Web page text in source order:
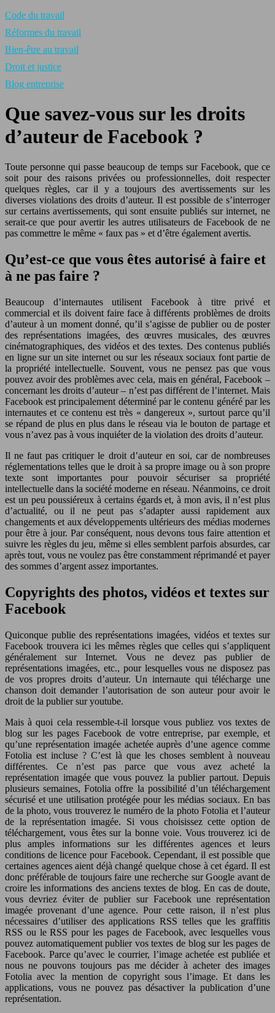
Code du travail
Réformes du travail
Bien-être au travail
Droit et justice
Blog entreprise
Que savez-vous sur les droits
d’auteur de Facebook ?
Toute personne qui passe beaucoup de temps sur Facebook, que ce
soit pour des raisons privées ou professionnelles, doit respecter
quelques règles, car il y a toujours des avertissements sur les
diverses violations des droits d’auteur. Il est possible de s’interroger
sur certains avertissements, qui sont ensuite publiés sur internet, ne
serait-ce que pour avertir les autres utilisateurs de Facebook de ne
pas commettre le même « faux pas » et d’être également avertis.
Qu’est-ce que vous êtes autorisé à faire et
à ne pas faire ?
Beaucoup d’internautes utilisent Facebook à titre privé et
commercial et ils doivent faire face à différents problèmes de droits
d’auteur à un moment donné, qu’il s’agisse de publier ou de poster
des représentations imagées, des œuvres musicales, des œuvres
cinématographiques, des vidéos et des textes. Des contenus publiés
en ligne sur un site internet ou sur les réseaux sociaux font partie de
la propriété intellectuelle. Souvent, vous ne pensez pas que vous
pouvez avoir des problèmes avec cela, mais en général, Facebook –
concernant les droits d’auteur – n’est pas différent de l’internet. Mais
Facebook est principalement déterminé par le contenu généré par les
internautes et ce contenu est très « dangereux », surtout parce qu’il
se répand de plus en plus dans le réseau via le bouton de partage et
vous n’avez pas à vous inquiéter de la violation des droits d’auteur.
Il ne faut pas critiquer le droit d’auteur en soi, car de nombreuses
réglementations telles que le droit à sa propre image ou à son propre
texte sont importantes pour pouvoir sécuriser sa propriété
intellectuelle dans la société moderne en réseau. Néanmoins, ce droit
est un peu poussiéreux à certains égards et, à mon avis, il n’est plus
d’actualité, ou il ne peut pas s’adapter aussi rapidement aux
changements et aux développements ultérieurs des médias modernes
pour être à jour. Par conséquent, nous devons tous faire attention et
suivre les règles du jeu, même si elles semblent parfois absurdes, car
après tout, vous ne voulez pas être constamment réprimandé et payer
des sommes d’argent assez importantes.
Copyrights des photos, vidéos et textes sur
Facebook
Quiconque publie des représentations imagées, vidéos et textes sur
Facebook trouvera ici les mêmes règles que celles qui s’appliquent
généralement sur Internet. Vous ne devez pas publier de
représentations imagées, etc., pour lesquelles vous ne disposez pas
de vos propres droits d’auteur. Un internaute qui télécharge une
chanson doit demander l’autorisation de son auteur pour avoir le
droit de la publier sur youtube.
Mais à quoi cela ressemble-t-il lorsque vous publiez vos textes de
blog sur les pages Facebook de votre entreprise, par exemple, et
qu’une représentation imagée achetée auprès d’une agence comme
Fotolia est incluse ? C’est là que les choses semblent à nouveau
différentes. Ce n’est pas parce que vous avez acheté la
représentation imagée que vous pouvez la publier partout. Depuis
plusieurs semaines, Fotolia offre la possibilité d’un téléchargement
sécurisé et une utilisation protégée pour les médias sociaux. En bas
de la photo, vous trouverez le numéro de la photo Fotolia et l’auteur
de la représentation imagée. Si vous choisissez cette option de
téléchargement, vous êtes sur la bonne voie. Vous trouverez ici de
plus amples informations sur les différentes agences et leurs
conditions de licence pour Facebook. Cependant, il est possible que
certaines agences aient déjà changé quelque chose à cet égard. Il est
donc préférable de toujours faire une recherche sur Google avant de
croire les informations des anciens textes de blog. En cas de doute,
vous devriez éviter de publier sur Facebook une représentation
imagée provenant d’une agence. Pour cette raison, il n’est plus
nécessaires d’utiliser des applications RSS telles que les graffitis
RSS ou le RSS pour les pages de Facebook, avec lesquelles vous
pouvez automatiquement publier vos textes de blog sur les pages de
Facebook. Parce qu’avec le courrier, l’image achetée est publiée et
nous ne pouvons toujours pas me décider à acheter des images
Fotolia avec la mention de copyright sous l’image. Et dans les
applications, vous ne pouvez pas désactiver la publication d’une
représentation.